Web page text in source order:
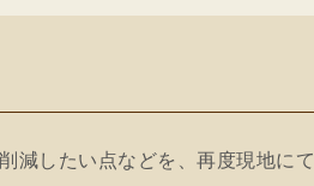
減したい点などを、再度現地にて